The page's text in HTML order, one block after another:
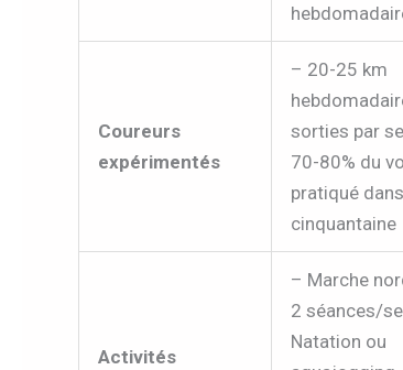
Coureurs
expérimentés
– 20-25 km
sorties par
70-80% du
pratiqué
cinquantaine
Activités
– Marche
2 séances/
Natation ou